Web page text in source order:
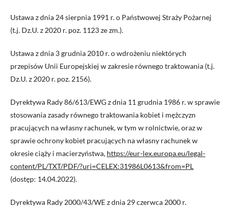
Ustawa z dnia 24 sierpnia 1991 r. o Państwowej Straży Pożarnej
(t.j. Dz.U. z 2020 r. poz. 1123 ze zm.).
Ustawa z dnia 3 grudnia 2010 r. o wdrożeniu niektórych
przepisów Unii Europejskiej w zakresie równego traktowania (t.j.
Dz.U. z 2020 r. poz. 2156).
Dyrektywa Rady 86/613/EWG z dnia 11 grudnia 1986 r. w sprawie
stosowania zasady równego traktowania kobiet i mężczyzn
pracujących na własny rachunek, w tym w rolnictwie, oraz w
sprawie ochrony kobiet pracujących na własny rachunek w
okresie ciąży i macierzyństwa, https://eur-lex.europa.eu/legal-
content/PL/TXT/PDF/?uri=CELEX:31986L0613&from=PL
(dostęp: 14.04.2022).
Dyrektywa Rady 2000/43/WE z dnia 29 czerwca 2000 r.